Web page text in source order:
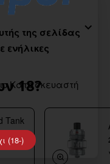
της σελίδας
ενήλικες
18?
(18-)
Κατασκευαστή
Tank